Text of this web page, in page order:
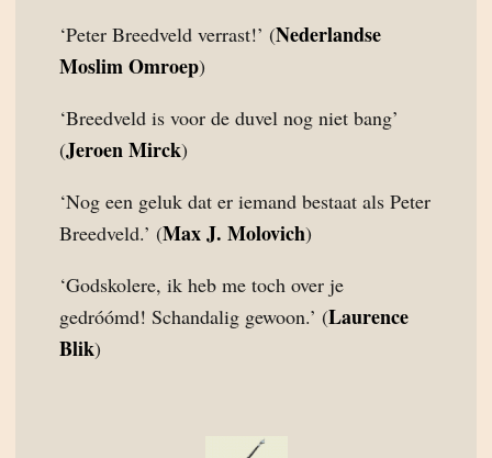
‘Peter Breedveld verrast!’ (Nederlandse
Moslim Omroep)
‘Breedveld is voor de duvel nog niet bang’
(Jeroen Mirck)
‘Nog een geluk dat er iemand bestaat als Peter
Breedveld.’ (Max J. Molovich)
‘Godskolere, ik heb me toch over je
gedróómd! Schandalig gewoon.’ (Laurence
Blik)